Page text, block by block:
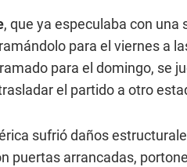
, que ya especulaba con
para el viernes a
para el domingo, se
el partido a otro
sufrió daños
puertas arrancadas,